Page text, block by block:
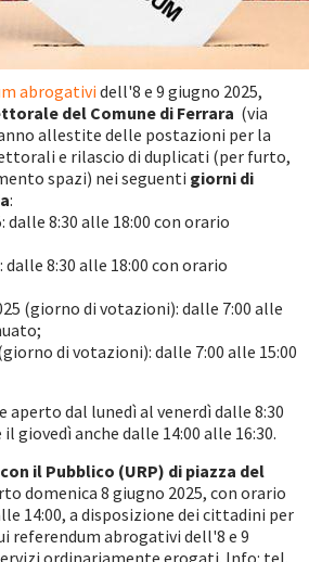
abrogatividell'8 e 9 giugno 2025,
del Comune di Ferrara (via
allestite delle postazioni per la
e rilascio di duplicati (per furto,
spazi) nei seguenti giorni di
:
dalle 8:30 alle 18:00 con orario
8:30 alle 18:00 con orario
(giorno di votazioni): dalle 7:00 alle
di votazioni): dalle 7:00 alle 15:00
aperto dal lunedì al venerdì dalle 8:30
giovedì anche dalle 14:00 alle 16:30.
il Pubblico (URP) di piazza del
domenica 8 giugno 2025, con orario
14:00, a disposizione dei cittadini per
referendum abrogativi dell'8 e 9